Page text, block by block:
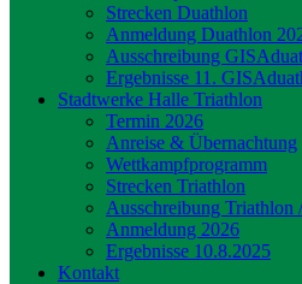
Strecken Duathlon
Anmeldung Duathlon
Ausschreibung
Ergebnisse 11.
Stadtwerke Halle Triathlon
Termin 2026
Anreise & Übernachtung
Wettkampfprogramm
Strecken Triathlon
Ausschreibung
Anmeldung 2026
Ergebnisse 10.8.2025
Kontakt